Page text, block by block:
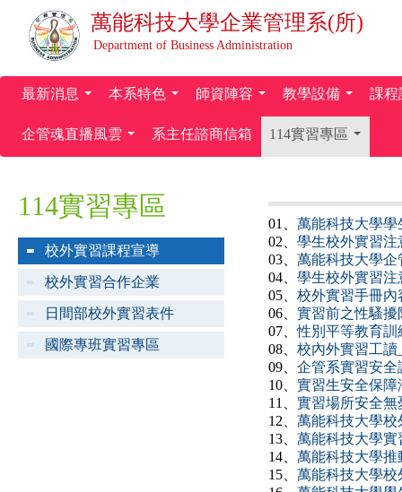
萬能科技大學企業管理系(所)
Department of Business Administration
最新消息 本系特色 師資陣容 教學設備 課程
企管魂直播風雲 系主任諮商信箱 114實習專區
114實習專區
校外實習課程宣導
校外實習合作企業
日間部校外實習表件
國際專班實習專區
01、 萬能科技大學
02、 學生校外實習注
03、 萬能科技大學企
04、 學生校外實習注
05、 校外實習手冊內
06、 實習前之性騷擾
07、性別平等教育訓
08、 校內外實習工讀
09、 企管系實習安全
10、 實習生安全保障
11、 實習場所安全無
12、 萬能科技大學校
13、 萬能科技大學
14、 萬能科技大學推
15、 萬能科技大學校